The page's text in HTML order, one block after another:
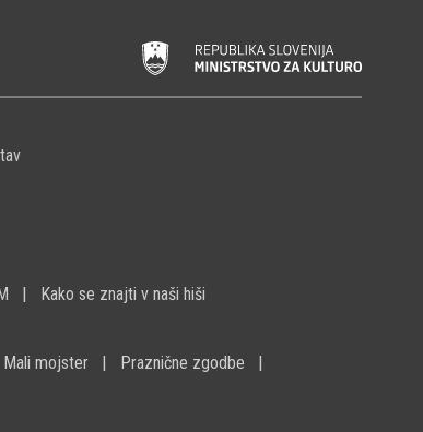
Kako se znajti v naši hiši
Mali mojster
Praznične zgodbe